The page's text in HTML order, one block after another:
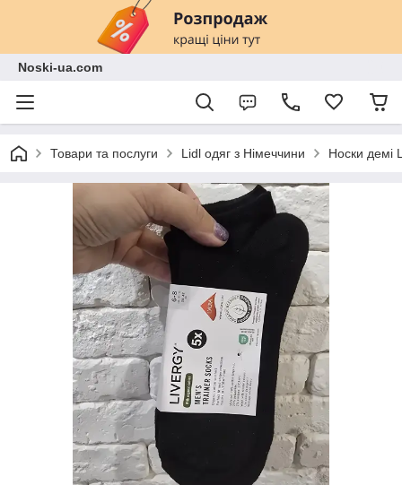
Noski-ua.com
Товари та послуги Lidl одяг з Німеччини Носки демі